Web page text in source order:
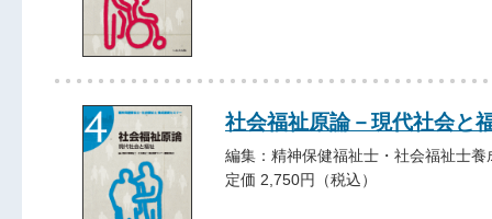
社会福祉原論－現代社会と
編集：精神保健福祉士・社会福祉士
定価 2,750円（税込）